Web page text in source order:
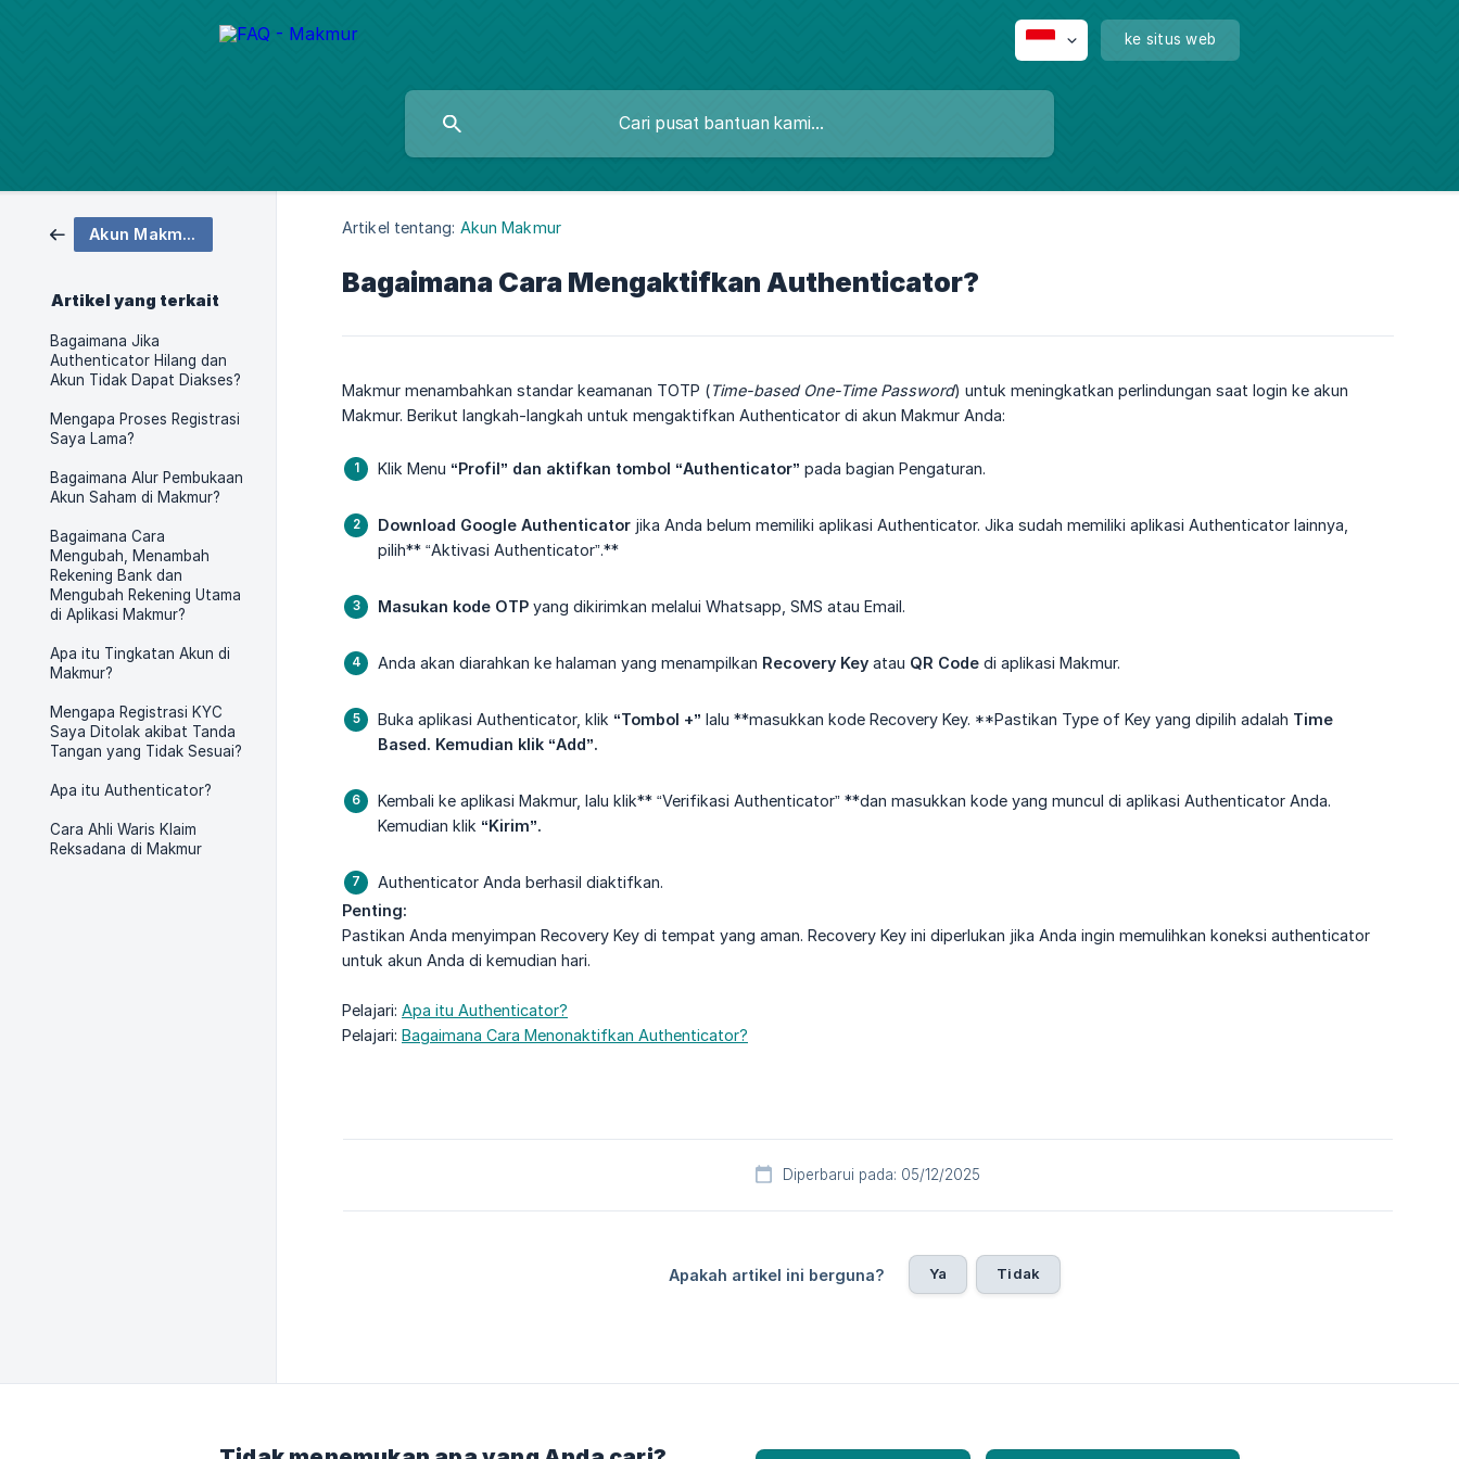
ke situs web
Akun Makmur
Artikel yang terkait
Bagaimana Jika
Authenticator Hilang dan
Akun Tidak Dapat Diakses?
Mengapa Proses Registrasi
Saya Lama?
Bagaimana Alur Pembukaan
Akun Saham di Makmur?
Bagaimana Cara
Mengubah, Menambah
Rekening Bank dan
Mengubah Rekening Utama
di Aplikasi Makmur?
Apa itu Tingkatan Akun di
Makmur?
Mengapa Registrasi KYC
Saya Ditolak akibat Tanda
Tangan yang Tidak Sesuai?
Apa itu Authenticator?
Cara Ahli Waris Klaim
Reksadana di Makmur
Artikel tentang: Akun Makmur
Bagaimana Cara Mengaktifkan Authenticator?
Makmur menambahkan standar keamanan TOTP (Time-based One-Time Password) untuk meningkatkan perlindungan saat login ke akun
Makmur. Berikut langkah-langkah untuk mengaktifkan Authenticator di akun Makmur Anda:
Klik Menu “Profil” dan aktifkan tombol “Authenticator” pada bagian Pengaturan.
Download Google Authenticator jika Anda belum memiliki aplikasi Authenticator. Jika sudah memiliki aplikasi Authenticator lainnya,
pilih** “Aktivasi Authenticator”.**
Masukan kode OTP yang dikirimkan melalui Whatsapp, SMS atau Email.
Anda akan diarahkan ke halaman yang menampilkan Recovery Key atau QR Code di aplikasi Makmur.
Buka aplikasi Authenticator, klik “Tombol +” lalu **masukkan kode Recovery Key. **Pastikan Type of Key yang dipilih adalah Time
Based. Kemudian klik “Add”.
Kembali ke aplikasi Makmur, lalu klik** “Verifikasi Authenticator” **dan masukkan kode yang muncul di aplikasi Authenticator Anda.
Kemudian klik “Kirim”.
Authenticator Anda berhasil diaktifkan.
Penting:
Pastikan Anda menyimpan Recovery Key di tempat yang aman. Recovery Key ini diperlukan jika Anda ingin memulihkan koneksi authenticator
untuk akun Anda di kemudian hari.
Pelajari: Apa itu Authenticator?
Pelajari: Bagaimana Cara Menonaktifkan Authenticator?
Diperbarui pada: 05/12/2025
Apakah artikel ini berguna? Ya Tidak